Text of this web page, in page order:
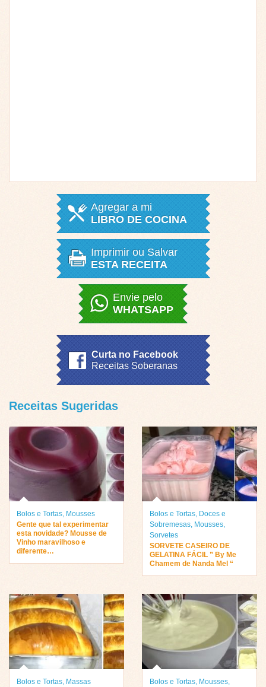
Agregar a mi
LIBRO DE COCINA
Imprimir ou Salvar
ESTA RECEITA
Envie pelo
WHATSAPP
Curta no Facebook
Receitas Soberanas
Receitas Sugeridas
Bolos e Tortas, Mousses
Gente que tal experimentar
esta novidade? Mousse de
Vinho maravilhoso e
diferente…
Bolos e Tortas, Doces e
Sobremesas, Mousses,
Sorvetes
SORVETE CASEIRO DE
GELATINA FÁCIL ” By Me
Chamem de Nanda Mel “
Bolos e Tortas, Massas
Bolos e Tortas, Mousses,